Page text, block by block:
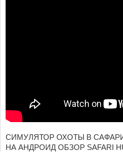
СИМУЛЯТОР ОХОТЫ В САФАРИ
НА АНДРОИД ОБЗОР SAFARI